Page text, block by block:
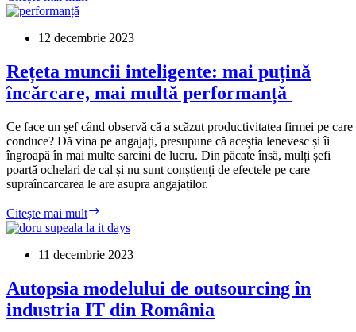
norocul
mintea
lui:
optimismul
oportunitățile
12 decembrie 2023
Rețeta muncii inteligente: mai puțină
încărcare, mai multă performanță
Ce face un șef când observă că a scăzut productivitatea firmei pe care
conduce? Dă vina pe angajați, presupune că aceștia lenevesc și îi
îngroapă în mai multe sarcini de lucru. Din păcate însă, mulți șefi
poartă ochelari de cal și nu sunt conștienți de efectele pe care
supraîncarcarea le are asupra angajaților.
Citește mai mult
muncii
inteligente:
mai
încărcare,
mai
multă
11 decembrie 2023
Autopsia modelului de outsourcing în
industria IT din România